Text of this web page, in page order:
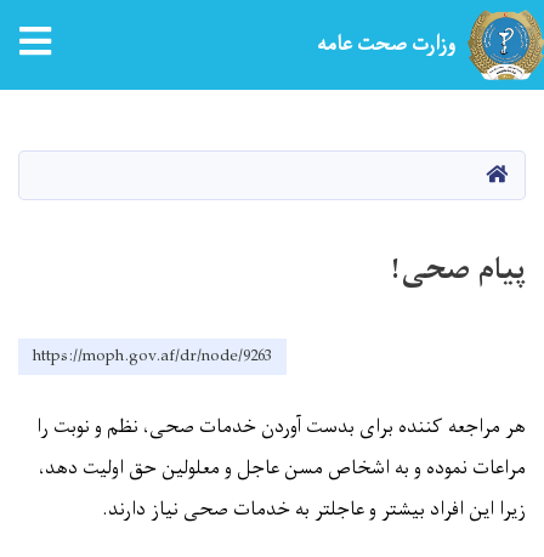
content
وزارت صحت عامه
HOME
پیام صحی!
https://moph.gov.af/dr/node/9263
هر مراجعه کننده برای بدست آوردن خدمات صحی، نظم و نوبت را
مراعات نموده و به اشخاص مسن عاجل و معلولین حق اولیت دهد،
زیرا این افراد بیشتر و عاجلتر به خدمات صحی نیاز دارند.